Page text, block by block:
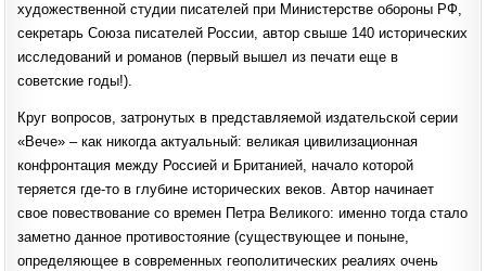
художественной студии писателей при Министерстве обороны РФ,
секретарь Союза писателей России, автор свыше 140 исторических
исследований и романов (первый вышел из печати еще в
советские годы!).
Круг вопросов, затронутых в представляемой издательской серии
«Вече» – как никогда актуальный: великая цивилизационная
конфронтация между Россией и Британией, начало которой
теряется где-то в глубине исторических веков. Автор начинает
свое повествование со времен Петра Великого: именно тогда стало
заметно данное противостояние (существующее и поныне,
определяющее в современных геополитических реалиях очень